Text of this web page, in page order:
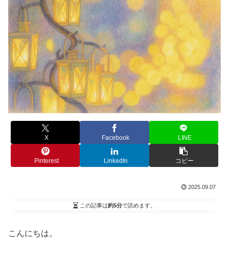
X Facebook LINE
Pinterest LinkedIn コピー
2025.09.07
この記事は約5分で読めます。
こんにちは。